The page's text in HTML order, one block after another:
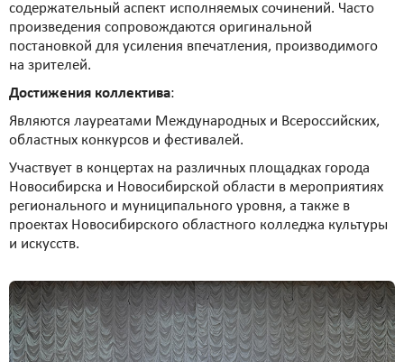
содержательный аспект исполняемых сочинений. Часто
произведения сопровождаются оригинальной
постановкой для усиления впечатления, производимого
на зрителей.
Достижения коллектива:
Являются лауреатами Международных и Всероссийских,
областных конкурсов и фестивалей.
Участвует в концертах на различных площадках города
Новосибирска и Новосибирской области в мероприятиях
регионального и муниципального уровня, а также в
проектах Новосибирского областного колледжа культуры
и искусств.